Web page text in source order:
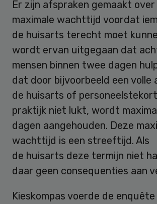
Er zijn afspraken gemaakt over
maximale wachttijd voordat
de huisarts terecht moet
wordt ervan uitgegaan dat
mensen binnen twee dagen
dat door bijvoorbeeld een volle
de huisarts of
praktijk niet lukt, wordt
dagen aangehouden. Deze
wachttijd is een streeftijd. Als
de huisarts deze termijn niet
daar geen consequenties aan
Kieskompas voerde de enquête